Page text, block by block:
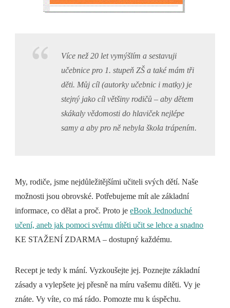
Více než 20 let vymýšlím a sestavuji
učebnice pro 1. stupeň ZŠ a také mám tři
děti. Můj cíl (autorky učebnic i matky) je
stejný jako cíl většiny rodičů – aby dětem
skákaly vědomosti do hlaviček nejlépe
samy a aby pro ně nebyla škola trápením.
My, rodiče, jsme nejdůležitějšími učiteli svých dětí. Naše
možnosti jsou obrovské. Potřebujeme mít ale základní
informace, co dělat a proč. Proto jeeBook Jednoduché
učení, aneb jak pomoci svému dítěti učit se lehce a snadno
KE STAŽENÍ ZDARMA – dostupný každému.
Recept je tedy k mání. Vyzkoušejte jej. Poznejte základní
zásady a vylepšete jej přesně na míru vašemu dítěti. Vy je
znáte. Vy víte, co má rádo. Pomozte mu k úspěchu.